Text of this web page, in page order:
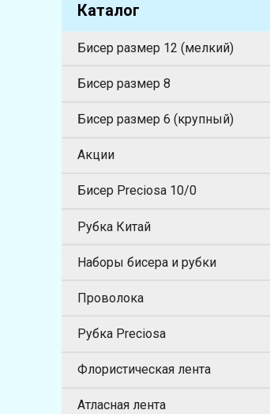
Каталог
Бисер размер 12 (мелкий)
Бисер размер 8
Бисер размер 6 (крупный)
Акции
Бисер Preciosa 10/0
Рубка Китай
Наборы бисера и рубки
Проволока
Рубка Preciosa
Флористическая лента
Атласная лента